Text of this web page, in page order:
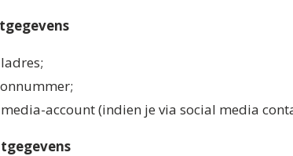
account (indien je via social media